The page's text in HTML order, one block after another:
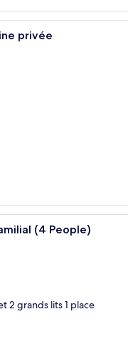
privée
Une
(4 People)
2 grands lits 1 place